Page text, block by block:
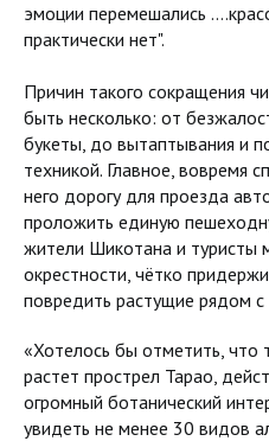
эмоции перемешались
практически нет".
Причин такого сокращения
быть несколько: от
букеты, до вытаптывания и
техникой. Главное, вовремя
него дорогу для проезда
проложить единую
жители Шикотана и туристы
окрестности, чётко
повредить растущие рядом с
«Хотелось бы отметить, что
растет прострел Тарао,
огромный ботанический
увидеть не менее 30 видов